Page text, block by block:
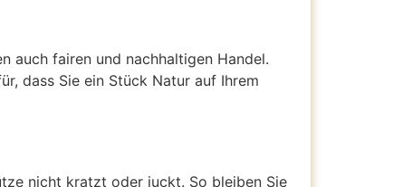
auch fairen und nachhaltigen Handel.
dass Sie ein Stück Natur auf Ihrem
nicht kratzt oder juckt. So bleiben Sie